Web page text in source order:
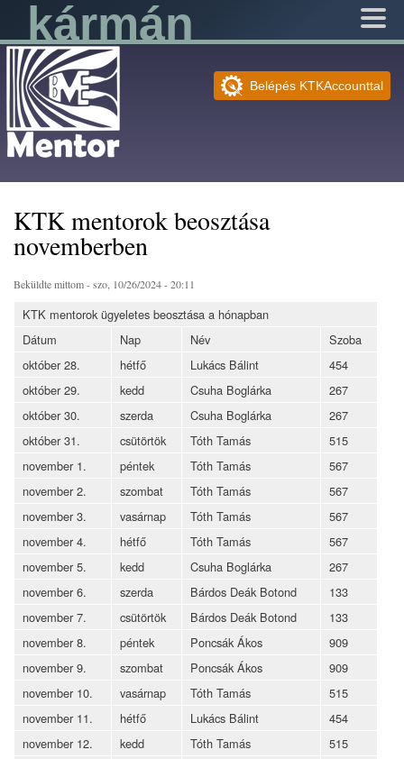
Ugrás a
tartalomra
kármán
Mentor
Bejelentkezés Belépés KTKAccounttal
KTK mentorok beosztása
novemberben
Beküldtemittom- szo, 10/26/2024 - 20:11
KTK mentorok ügyeletes beosztása a hónapban
Dátum
Nap Név
Szoba
október 28.
hétfő Lukács Bálint
454
október 29.
kedd Csuha Boglárka
267
október 30.
szerda Csuha Boglárka
267
október 31.
csütörtök Tóth Tamás
515
november 1.
péntek Tóth Tamás
567
november 2.
szombat Tóth Tamás
567
november 3.
vasárnap Tóth Tamás
567
november 4.
hétfő Tóth Tamás
567
november 5.
kedd Csuha Boglárka
267
november 6.
szerda Bárdos Deák Botond
133
november 7.
csütörtök Bárdos Deák Botond
133
november 8.
péntek Poncsák Ákos
909
november 9.
szombat Poncsák Ákos
909
november 10.
vasárnap Tóth Tamás
515
november 11.
hétfő Lukács Bálint
454
november 12.
kedd Tóth Tamás
515